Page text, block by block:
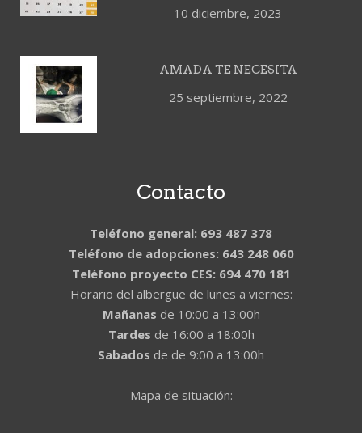
10 diciembre, 2023
AMADA TE NECESITA
25 septiembre, 2022
Contacto
Teléfono general: 693 487 378
Teléfono de adopciones: 643 248 060
Teléfono proyecto CES: 694 470 181
Horario del albergue de lunes a viernes:
Mañanas de 10:00 a 13:00h
Tardes de 16:00 a 18:00h
Sabados de de 9:00 a 13:00h
Mapa de situación: